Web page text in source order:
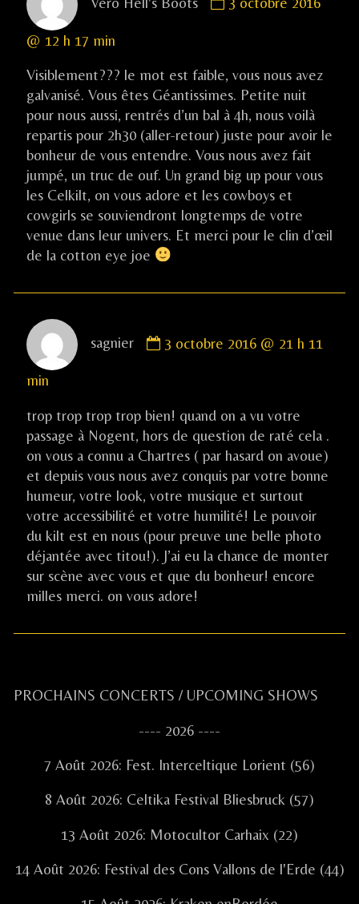
by
published
on
@ 12 h 17 min
Visiblement??? le mot est faible, vous nous avez
galvanisé. Vous êtes Géantissimes. Petite nuit
pour nous aussi, rentrés d’un bal à 4h, nous voilà
repartis pour 2h30 (aller-retour) juste pour avoir le
bonheur de vous entendre. Vous nous avez fait
jumpé, un truc de ouf. Un grand big up pour vous
les Celkilt, on vous adore et les cowboys et
cowgirls se souviendront longtemps de votre
venue dans leur univers. Et merci pour le clin d’œil
de la cotton eye joe
sagnier
by
on
3 octobre 2016 @ 21 h 11
min
trop trop trop trop bien! quand on a vu votre
passage à Nogent, hors de question de raté cela .
on vous a connu a Chartres ( par hasard on avoue)
et depuis vous nous avez conquis par votre bonne
humeur, votre look, votre musique et surtout
votre accessibilité et votre humilité! Le pouvoir
du kilt est en nous (pour preuve une belle photo
déjantée avec titou!). J’ai eu la chance de monter
sur scène avec vous et que du bonheur! encore
milles merci. on vous adore!
Primary
PROCHAINS CONCERTS / UPCOMING SHOWS
---- 2026 ----
7 Août 2026: Fest. Interceltique Lorient (56)
8 Août 2026: Celtika Festival Bliesbruck (57)
13 Août 2026: Motocultor Carhaix (22)
14 Août 2026: Festival des Cons Vallons de l'Erde (44)